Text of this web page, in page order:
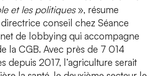
et les politiques», résume
conseil chez Séance
de lobbying qui accompagne
la CGB. Avec près de 7 014
depuis 2017, l’agriculture serait